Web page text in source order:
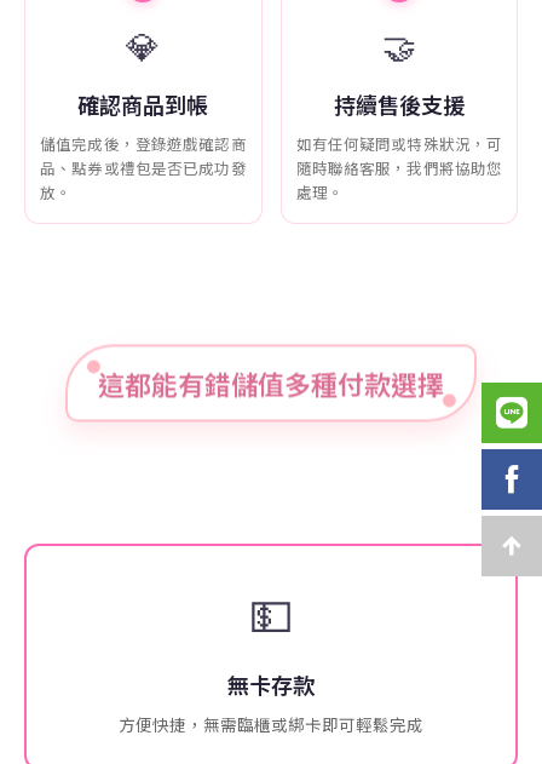
💎
確認商品到帳
儲值完成後，登錄遊戲確認商
品、點券或禮包是否已成功發
放。
🤝
持續售後支援
如有任何疑問或特殊狀況，可
隨時聯絡客服，我們將協助您
處理。
這都能有錯儲值多種付款選擇
💵
無卡存款
方便快捷，無需臨櫃或綁卡即可輕鬆完成